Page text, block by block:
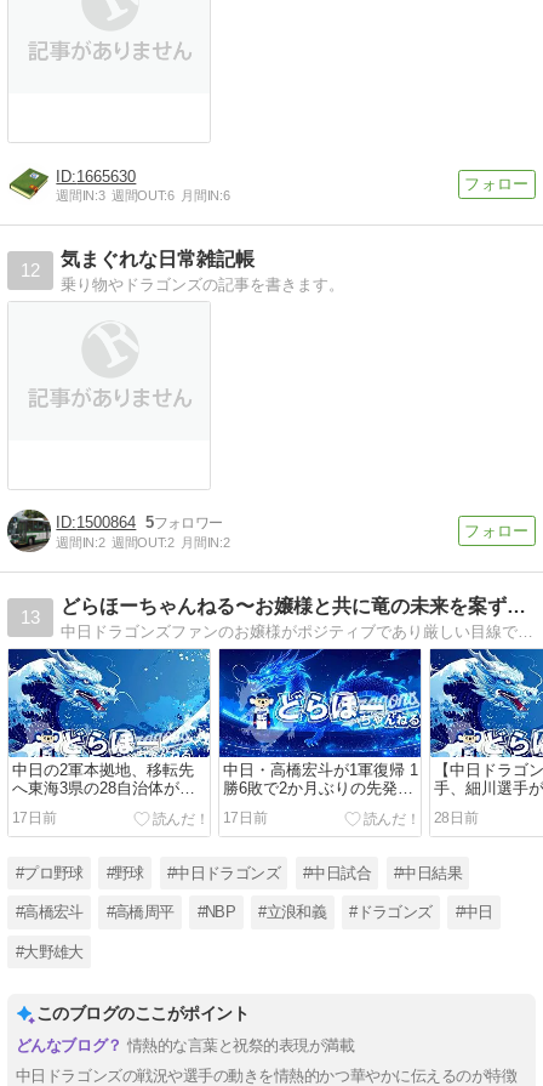
1665630
週間IN:3 週間OUT:6 月間IN:6
12
気まぐれな日常雑記帳
乗り物やドラゴンズの記事を書きます。
1500864 5
週間IN:2 週間OUT:2 月間IN:2
13
どらほーちゃんねる〜お嬢様と共に竜の未来を案ずるブログ
中日ドラゴンズファンのお嬢様がポジティブであり厳しい目線でドラゴンズについて執筆中。2ch・5chまとめではありません
中日の2軍本拠地、移転先
へ東海3県の28自治体が応
募 – 毎日新聞
17日前
中日・高橋宏斗が1軍復帰 1
勝6敗で2か月ぶりの先発
へ…2軍では勝ち星なし、
清水達也も復帰 – full-
17日前
【中日ドラゴ
手、細川選手
で選出 – スポ
28日前
#プロ野球 #野球 #中日ドラゴンズ #中日試合 #中日結果
#高橋宏斗 #高橋周平 #NBP #立浪和義 #ドラゴンズ #中日
#大野雄大
このブログのここがポイント
情熱的な言葉と祝祭的表現が満載
中日ドラゴンズの戦況や選手の動きを情熱的かつ華やかに伝えるのが特徴